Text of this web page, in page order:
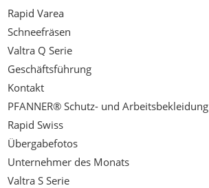
Rapid Varea
Schneefräsen
Valtra Q Serie
Geschäftsführung
Kontakt
PFANNER® Schutz- und Arbeitsbekleidung
Rapid Swiss
Übergabefotos
Unternehmer des Monats
Valtra S Serie